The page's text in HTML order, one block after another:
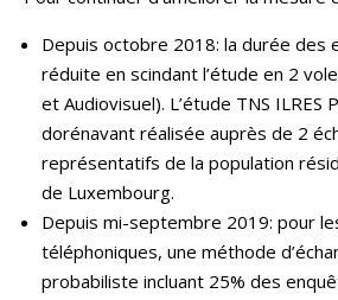
Depuis octobre 2018: la durée des
réduite en scindant l’étude en 2
et Audiovisuel). L’étude TNS ILRES
dorénavant réalisée auprès de 2
représentatifs de la population
de Luxembourg.
Depuis mi-septembre 2019: pour
téléphoniques, une méthode
probabiliste incluant 25% des